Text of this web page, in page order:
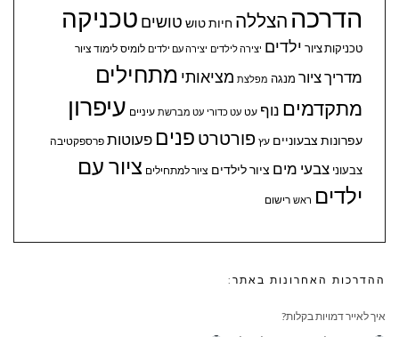
הדרכה הצללה חיותטוש טושים טכניקה
טכניקות ציור ילדים יצירה לילדים יצירה עם ילדים לומיס לימוד ציור
מדריך ציור מנגה מפלצת מציאותי מתחילים
מתקדמים נוף עט עט כדורי עט מברשת עיניים עיפרון
עפרונות צבעוניים עץ פורטרט פנים פעוטות פרספקטיבה
צבעוני צבעי מים ציור לילדים ציור למתחילים ציור עם
ילדים ראש רישום
ההדרכות האחרונות באתר:
איך לאייר דמויות בקלות?